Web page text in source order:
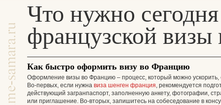
Что нужно
французской визы
Как быстро оформить визу во Францию
Оформление визы во Францию – процесс, который можно
Во-первых, если нужна виза шенген франция, рекомендуется
действующий загранпаспорт, заполненную анкету, фотографии,
или приглашение. Во-вторых, запишитесь на собеседование в